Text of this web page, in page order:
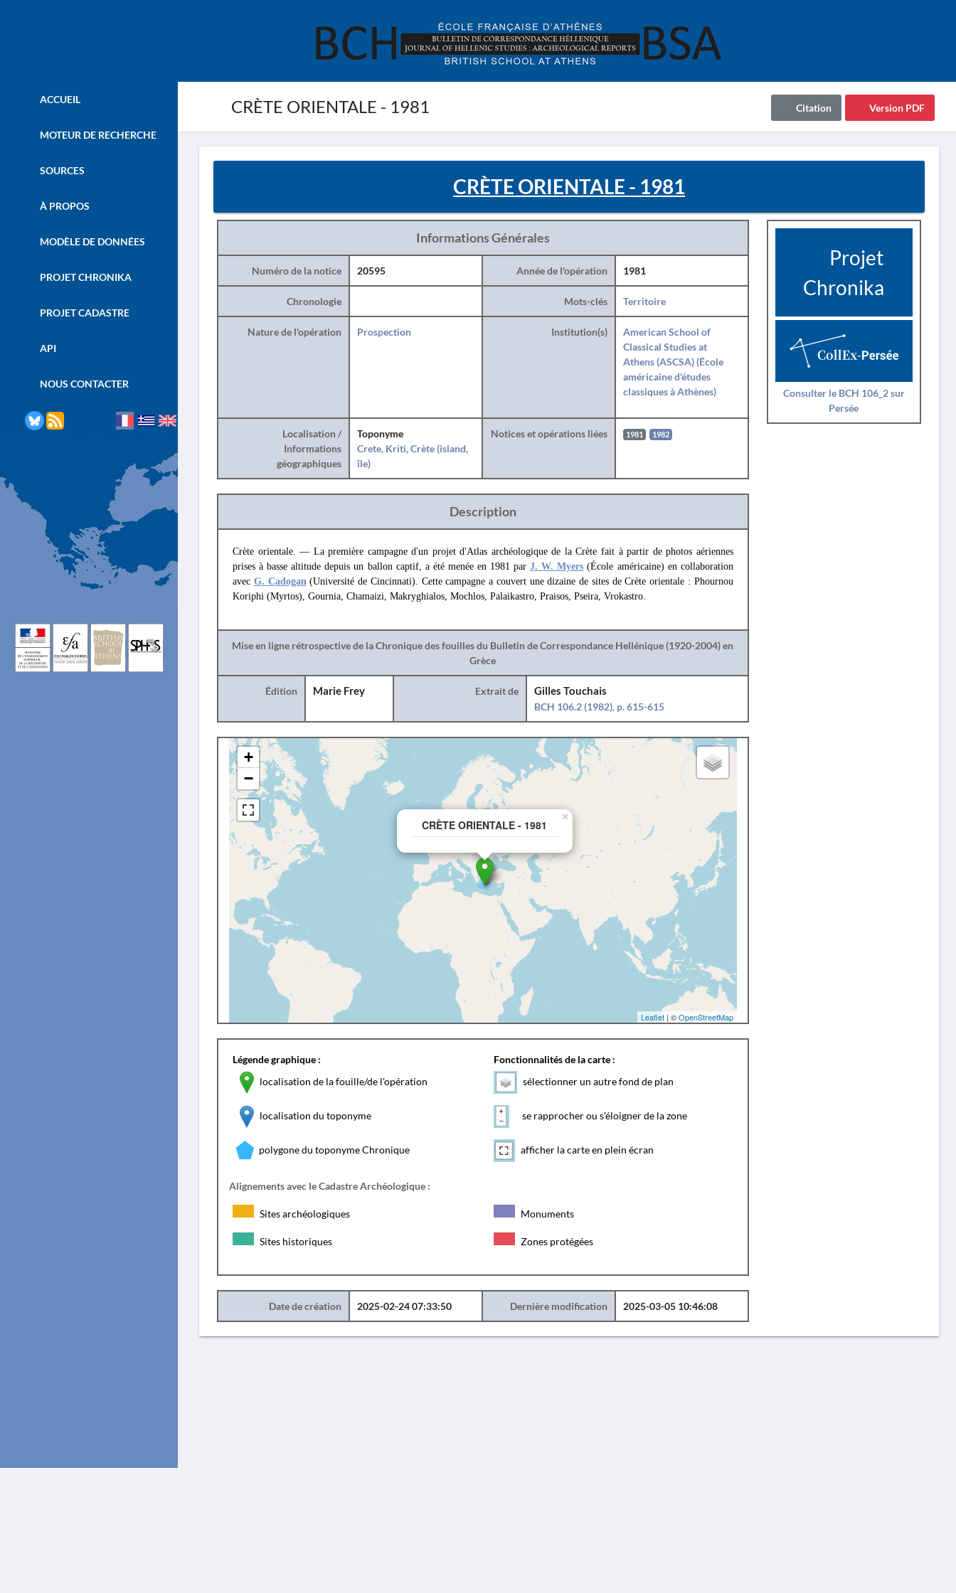
CRÈTE ORIENTALE - 1981 Version PDF
Citation
ACCUEIL
MOTEUR DE RECHERCHE
SOURCES
À PROPOS
MODÈLE DE DONNÉES
PROJET CHRONIKA
PROJET CADASTRE
API
NOUS CONTACTER
CRÈTE ORIENTALE - 1981
Informations Générales
Numéro de la notice 20595 Année de l'opération 1981
Chronologie Mots-clés Territoire
Nature de l'opération Prospection Institution(s)
American School of
Classical Studies at
Athens (ASCSA) (École
américaine d'études
classiques à Athènes)
Localisation /
Informations
géographiques
Toponyme
Crete, Kriti, Crète (island,
île)
Notices et opérations liées 1981 1982
Description
Crète orientale. — La première campagne d'un projet d'Atlas archéologique de la Crète fait à partir de photos aériennes
prises à basse altitude depuis un ballon captif, a été menée en 1981 parJ. W. Myers (École américaine) en collaboration
avec G. Cadogan(Université de Cincinnati). Cette campagne a couvert une dizaine de sites de Crète orientale : Phournou
Koriphi (Myrtos), Gournia, Chamaizi, Makryghialos, Mochlos, Palaikastro, Praisos, Pseira, Vrokastro.
Mise en ligne rétrospective de la Chronique des fouilles du Bulletin de Correspondance Hellénique (1920-2004) en
Grèce
Édition Marie Frey Extrait de
Gilles Touchais
BCH 106.2 (1982), p. 615-615
CRÈTE ORIENTALE - 1981
×
+
−
Leaflet| ©OpenStreetMap
Légende graphique :
localisation de la fouille/de l'opération
localisation du toponyme
polygone du toponyme Chronique
Fonctionnalités de la carte :
sélectionner un autre fond de plan
se rapprocher ou s'éloigner de la zone
afficher la carte en plein écran
Alignements avec le Cadastre Archéologique :
Sites archéologiques Monuments
Sites historiques Zones protégées
Date de création 2025-02-24 07:33:50 Dernière modification 2025-03-05 10:46:08
Projet
Chronika
Consulter le BCH 106_2 sur
Persée